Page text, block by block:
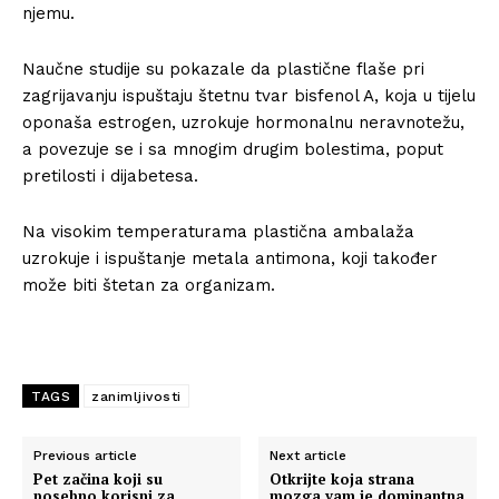
njemu.
Naučne studije su pokazale da plastične flaše pri
zagrijavanju ispuštaju štetnu tvar bisfenol A, koja u tijelu
oponaša estrogen, uzrokuje hormonalnu neravnotežu,
a povezuje se i sa mnogim drugim bolestima, poput
pretilosti i dijabetesa.
Na visokim temperaturama plastična ambalaža
uzrokuje i ispuštanje metala antimona, koji također
može biti štetan za organizam.
TAGS zanimljivosti
Previous article
Pet začina koji su
Next article
Otkrijte koja strana